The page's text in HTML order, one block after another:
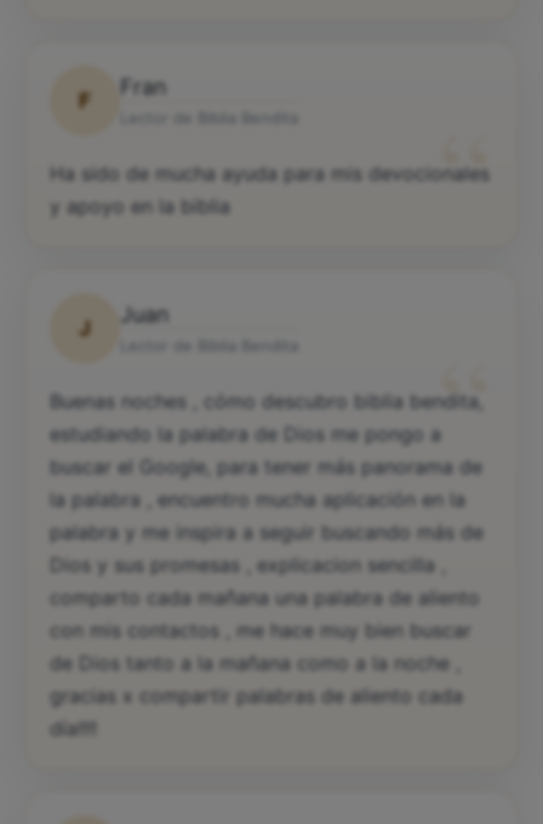
F
Fran
“
Ha sido de mucha ayuda para mis devocionales
y apoyo en la biblia
J
Juan
“
Buenas noches , cómo descubro biblia bendita,
estudiando la palabra de Dios me pongo a
buscar el Google, para tener más panorama de
la palabra , encuentro mucha aplicación en la
palabra y me inspira a seguir buscando más de
Dios y sus promesas , explicacion sencilla ,
comparto cada mañana una palabra de aliento
con mis contactos , me hace muy bien buscar
de Dios tanto a la mañana como a la noche ,
gracias x compartir palabras de aliento cada
día!!!!